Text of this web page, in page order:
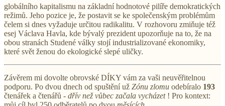
globálního kapitalismu na základní hodnotové pilíře demokratických
režimů. Jeho pozice je, že postavit se ke společenským problémům
čelem si dnes vyžaduje určitou radikalitu. V rozhovoru zmiňuje též
esej Václava Havla, kde bývalý prezident upozorňuje na to, že na
obou stranách Studené války stojí industrializované ekonomiky,
které svět ženou do ekologické slepé uličky.
Závěrem mi dovolte obrovské DÍKY vám za vaši neuvěřitelnou
podporu. Po dvou dnech od spuštění už Zónu zlomu odebíralo 193
čtenářek a čtenářů - dřív než vůbec začala vycházet ! Pro kontext: